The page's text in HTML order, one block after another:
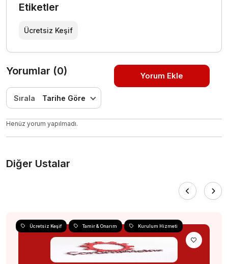
Etiketler
Ücretsiz Keşif
Yorumlar (0) Yorum Ekle
Sırala Tarihe Göre
Henüz yorum yapılmadı.
Diğer Ustalar
Ücretsiz Keşif Tamir & Onarım Kurulum Hizmeti